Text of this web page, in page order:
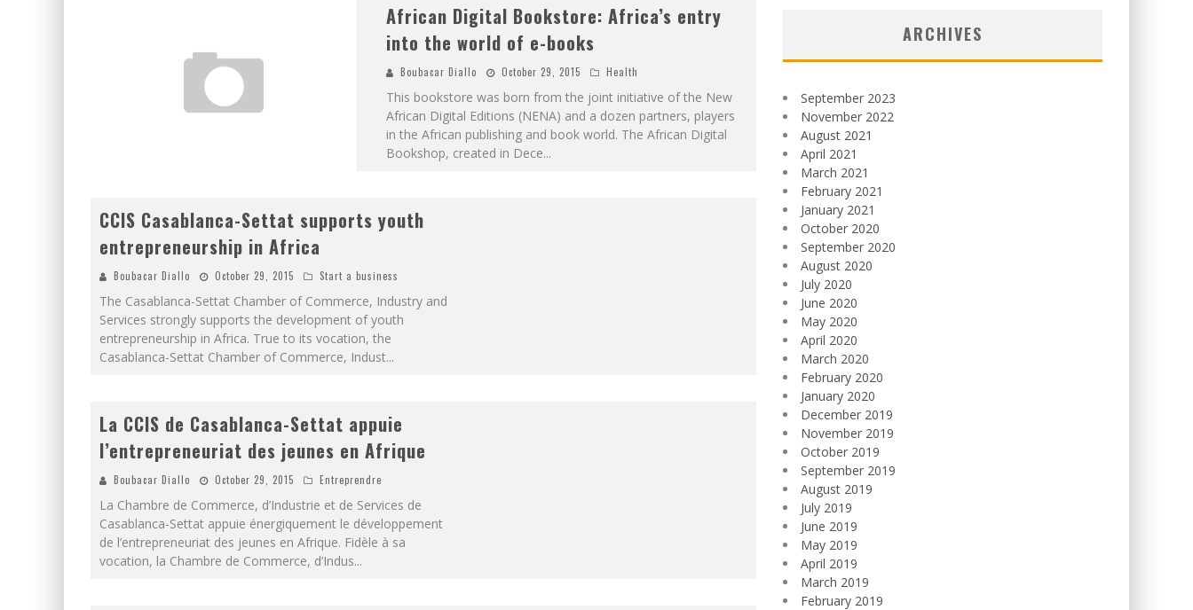
African Digital Bookstore: Africa’s entry
into the world of e-books
Boubacar Diallo October 29, 2015 Health
This bookstore was born from the joint initiative of the New
African Digital Editions (NENA) and a dozen partners, players
in the African publishing and book world. The African Digital
Bookshop, created in Dece...
CCIS Casablanca-Settat supports youth
entrepreneurship in Africa
Boubacar Diallo October 29, 2015 Start a business
The Casablanca-Settat Chamber of Commerce, Industry and
Services strongly supports the development of youth
entrepreneurship in Africa. True to its vocation, the
Casablanca-Settat Chamber of Commerce, Indust...
La CCIS de Casablanca-Settat appuie
l’entrepreneuriat des jeunes en Afrique
Boubacar Diallo October 29, 2015 Entreprendre
La Chambre de Commerce, d’Industrie et de Services de
Casablanca-Settat appuie énergiquement le développement
de l’entrepreneuriat des jeunes en Afrique. Fidèle à sa
vocation, la Chambre de Commerce, d’Indus...
ARCHIVES
September 2023
November 2022
August 2021
April 2021
March 2021
February 2021
January 2021
October 2020
September 2020
August 2020
July 2020
June 2020
May 2020
April 2020
March 2020
February 2020
January 2020
December 2019
November 2019
October 2019
September 2019
August 2019
July 2019
June 2019
May 2019
April 2019
March 2019
February 2019